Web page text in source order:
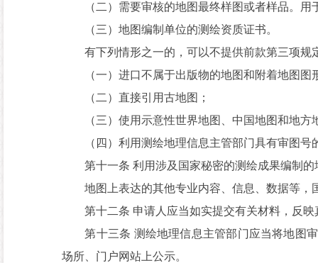
（二）需要审核的地图最终样图或者样品。用
（三）地图编制单位的测绘资质证书。
有下列情形之一的，可以不提供前款第三项规
（一）进口不属于出版物的地图和附着地图图
（二）直接引用古地图；
（三）使用示意性世界地图、中国地图和地方
（四）利用测绘地理信息主管部门具有审图号
第十一条 利用涉及国家秘密的测绘成果编制的
地图上表达的其他专业内容、信息、数据等，
第十二条 申请人应当如实提交有关材料，反映
第十三条 测绘地理信息主管部门应当将地图审
场所、门户网站上公示。